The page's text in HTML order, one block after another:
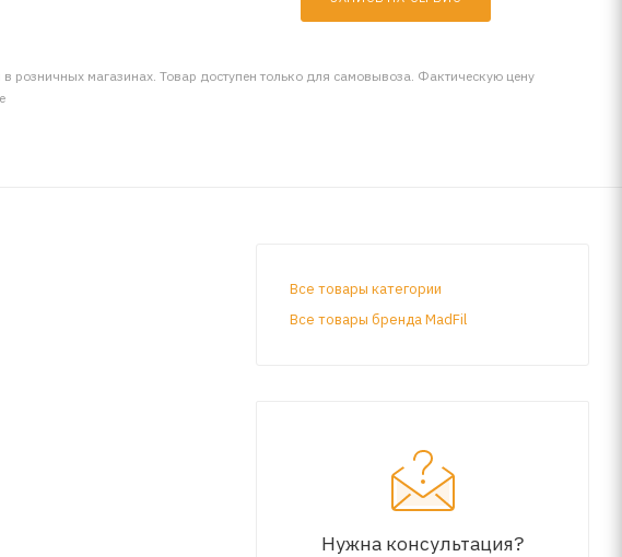
в розничных магазинах. Товар доступен только для самовывоза. Фактическую цену
Все товары категории
Все товары бренда MadFil
Нужна консультация?